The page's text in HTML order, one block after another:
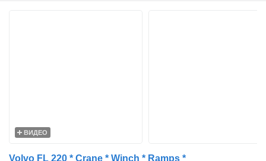
ВИДЕО
Volvo FL 220 * Crane * Winch * Ramps *